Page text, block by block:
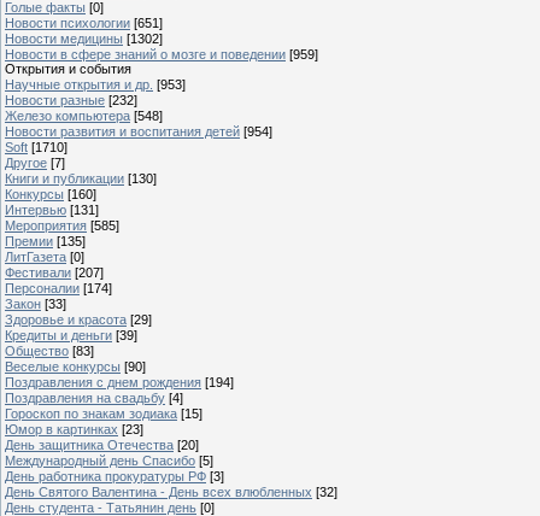
Голые факты [0]
Новости психологии [651]
Новости медицины [1302]
Новости в сфере знаний о мозге и поведении [959]
Открытия и события
Научные открытия и др. [953]
Новости разные [232]
Железо компьютера [548]
Новости развития и воспитания детей [954]
Soft [1710]
Другое [7]
Книги и публикации [130]
Конкурсы [160]
Интервью [131]
Мероприятия [585]
Премии [135]
ЛитГазета [0]
Фестивали [207]
Персоналии [174]
Закон [33]
Здоровье и красота [29]
Кредиты и деньги [39]
Общество [83]
Веселые конкурсы [90]
Поздравления с днем рождения [194]
Поздравления на свадьбу [4]
Гороскоп по знакам зодиака [15]
Юмор в картинках [23]
День защитника Отечества [20]
Международный день Спасибо [5]
День работника прокуратуры РФ [3]
День Святого Валентина - День всех влюбленных [32]
День студента - Татьянин день [0]